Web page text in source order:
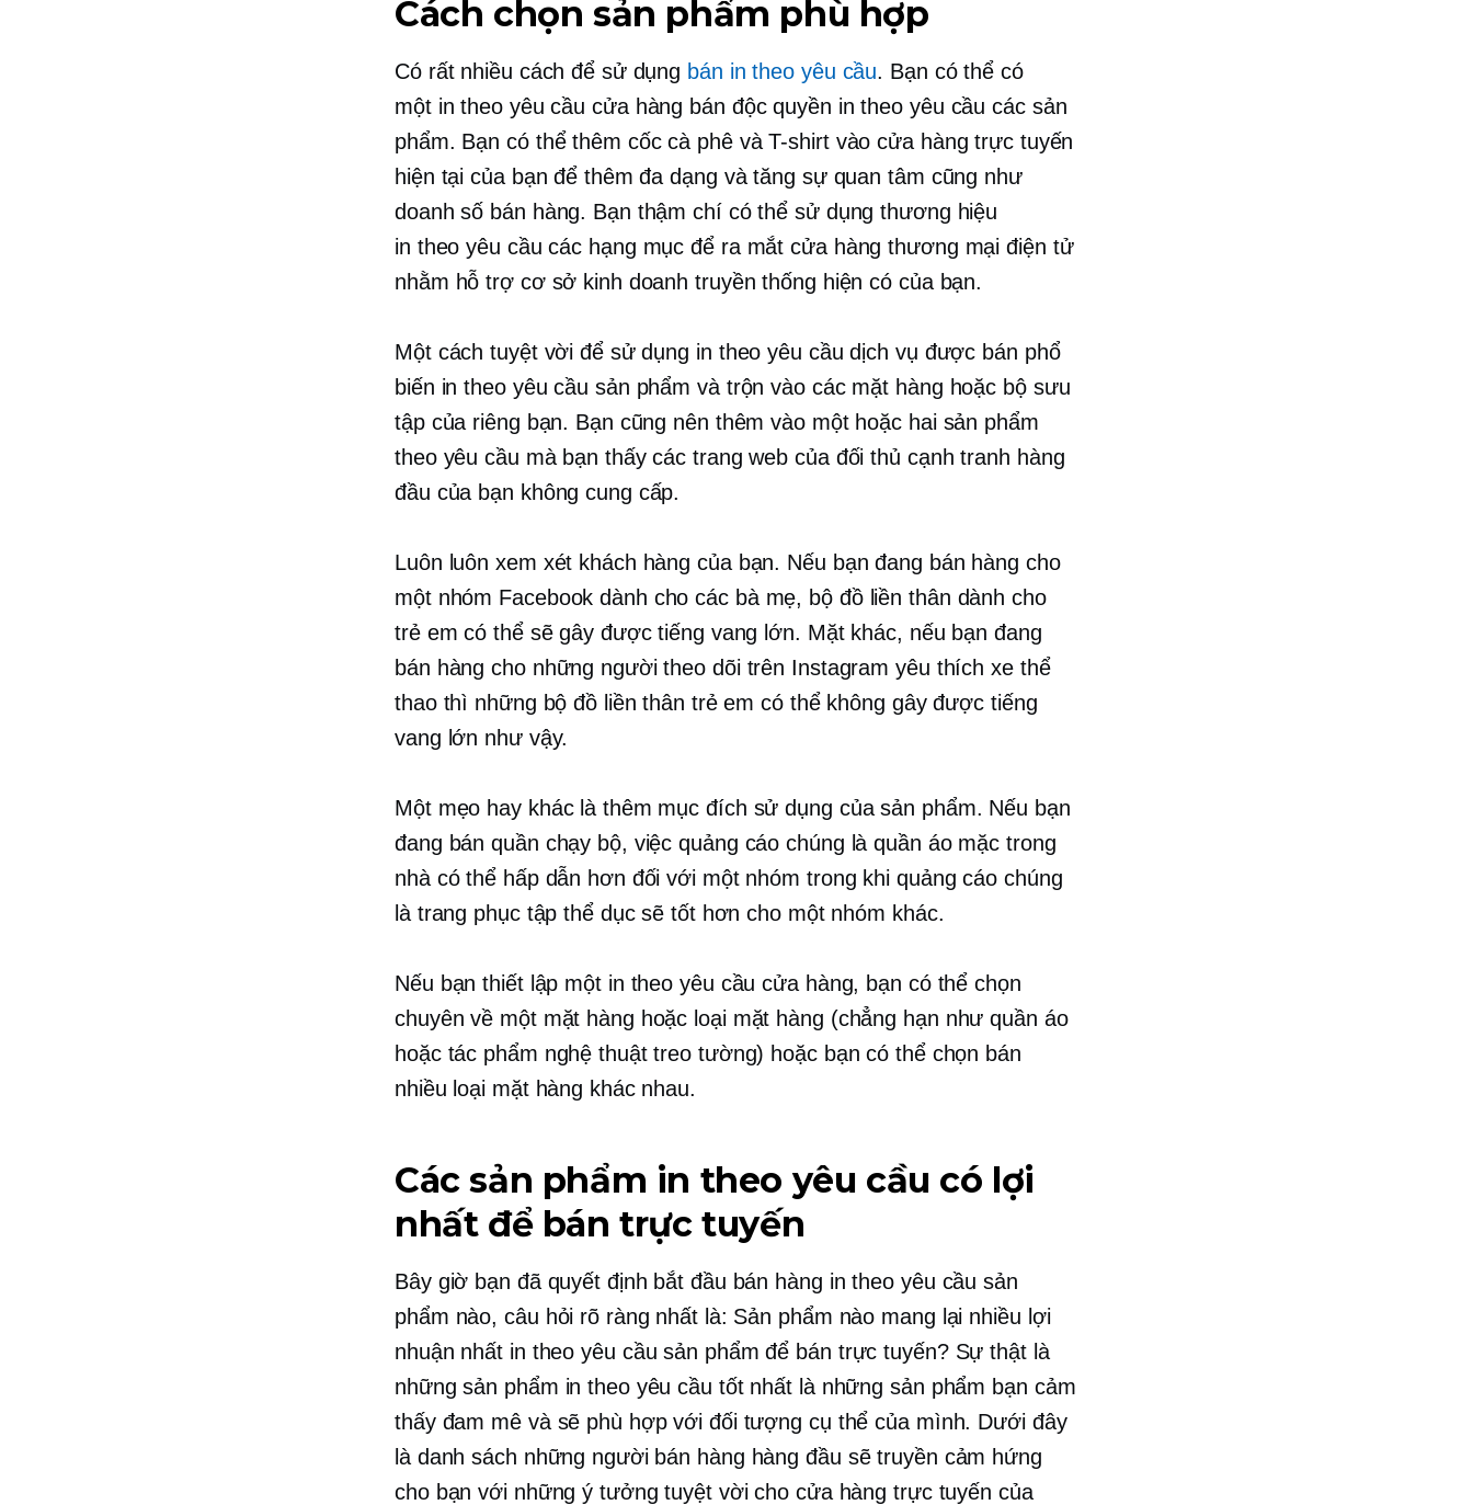
Cách chọn sản phẩm phù hợp
Có rất nhiều cách để sử dụng bán in theo yêu cầu. Bạn có thể có
một in theo yêu cầu cửa hàng bán độc quyền in theo yêu cầu các sản
phẩm. Bạn có thể thêm cốc cà phê vàT-shirtvào cửa hàng trực tuyến
hiện tại của bạn để thêm đa dạng và tăng sự quan tâm cũng như
doanh số bán hàng. Bạn thậm chí có thể sử dụng thương hiệu
in theo yêu cầu các hạng mục để ra mắt cửa hàng thương mại điện tử
nhằm hỗ trợ cơ sở kinh doanh truyền thống hiện có của bạn.
Một cách tuyệt vời để sử dụng in theo yêu cầu dịch vụ được bán phổ
biến in theo yêu cầu sản phẩm và trộn vào các mặt hàng hoặc bộ sưu
tập của riêng bạn. Bạn cũng nên thêm vào một hoặc hai sản phẩm
theo yêu cầu mà bạn thấy các trang web của đối thủ cạnh tranh hàng
đầu của bạn không cung cấp.
Luôn luôn xem xét khách hàng của bạn. Nếu bạn đang bán hàng cho
một nhóm Facebook dành cho các bà mẹ, bộ đồ liền thân dành cho
trẻ em có thể sẽ gây được tiếng vang lớn. Mặt khác, nếu bạn đang
bán hàng cho những người theo dõi trên Instagram yêu thích xe thể
thao thì những bộ đồ liền thân trẻ em có thể không gây được tiếng
vang lớn như vậy.
Một mẹo hay khác là thêm mục đích sử dụng của sản phẩm. Nếu bạn
đang bán quần chạy bộ, việc quảng cáo chúng là quần áo mặc trong
nhà có thể hấp dẫn hơn đối với một nhóm trong khi quảng cáo chúng
là trang phục tập thể dục sẽ tốt hơn cho một nhóm khác.
Nếu bạn thiết lập một in theo yêu cầu cửa hàng, bạn có thể chọn
chuyên về một mặt hàng hoặc loại mặt hàng (chẳng hạn như quần áo
hoặc tác phẩm nghệ thuật treo tường) hoặc bạn có thể chọn bán
nhiều loại mặt hàng khác nhau.
Các sản phẩm in theo yêu cầu có lợi
nhất để bán trực tuyến
Bây giờ bạn đã quyết định bắt đầu bán hàng in theo yêu cầu sản
phẩm nào, câu hỏi rõ ràng nhất là: Sản phẩm nào mang lại nhiều lợi
nhuận nhất in theo yêu cầu sản phẩm để bán trực tuyến? Sự thật là
những sản phẩm in theo yêu cầu tốt nhất là những sản phẩm bạn cảm
thấy đam mê và sẽ phù hợp với đối tượng cụ thể của mình. Dưới đây
là danh sách những người bán hàng hàng đầu sẽ truyền cảm hứng
cho bạn với những ý tưởng tuyệt vời cho cửa hàng trực tuyến của